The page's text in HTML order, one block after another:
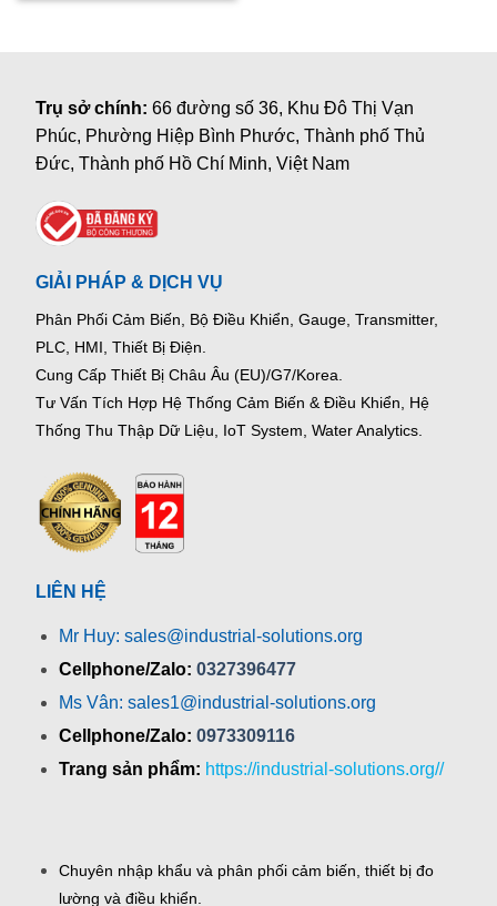
Trụ sở chính:66 đường số 36, Khu Đô Thị Vạn
Phúc, Phường Hiệp Bình Phước, Thành phố Thủ
Đức, Thành phố Hồ Chí Minh, Việt Nam
GIẢI PHÁP & DỊCH VỤ
Phân Phối Cảm Biến, Bộ Điều Khiển, Gauge, Transmitter,
PLC, HMI, Thiết Bị Điện.
Cung Cấp Thiết Bị Châu Âu (EU)/G7/Korea.
Tư Vấn Tích Hợp Hệ Thống Cảm Biến & Điều Khiển, Hệ
Thống Thu Thập Dữ Liệu, IoT System, Water Analytics.
LIÊN HỆ
Mr Huy: sales@industrial-solutions.org
Cellphone/Zalo: 0327396477
Ms Vân: sales1@industrial-solutions.org
Cellphone/Zalo: 0973309116
Trang sản phẩm: https://industrial-solutions.org//
Chuyên nhập khẩu và phân phối cảm biến, thiết bị đo
lường và điều khiển.